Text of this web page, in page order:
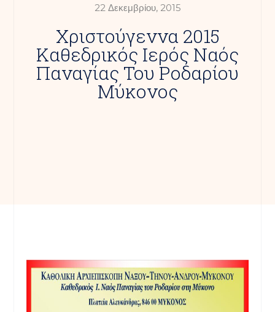
22 Δεκεμβρίου, 2015
Χριστούγεννα 2015
Καθεδρικός Ιερός Ναός
Παναγίας Του Ροδαρίου
Μύκονος